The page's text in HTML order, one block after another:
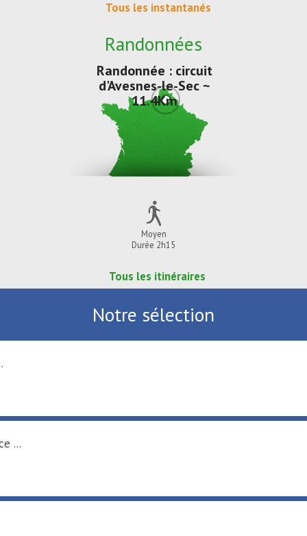
Tous les instantanés
Randonnées
Randonnée : circuit
d'Avesnes-le-Sec ~
11.4Km
Moyen
Durée 2h15
Tous les itinéraires
Notre sélection
fluvial ...
de-France ...